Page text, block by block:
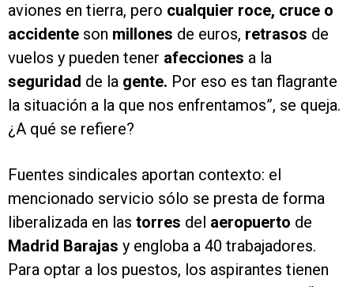
aviones en tierra, pero cualquier roce, cruce o
accidente son millones de euros, retrasos de
vuelos y pueden tener afecciones a la
seguridad de la gente. Por eso es tan flagrante
la situación a la que nos enfrentamos”, se queja.
¿A qué se refiere?
Fuentes sindicales aportan contexto: el
mencionado servicio sólo se presta de forma
liberalizada en las torres del aeropuerto de
Madrid Barajas y engloba a 40 trabajadores.
Para optar a los puestos, los aspirantes tienen